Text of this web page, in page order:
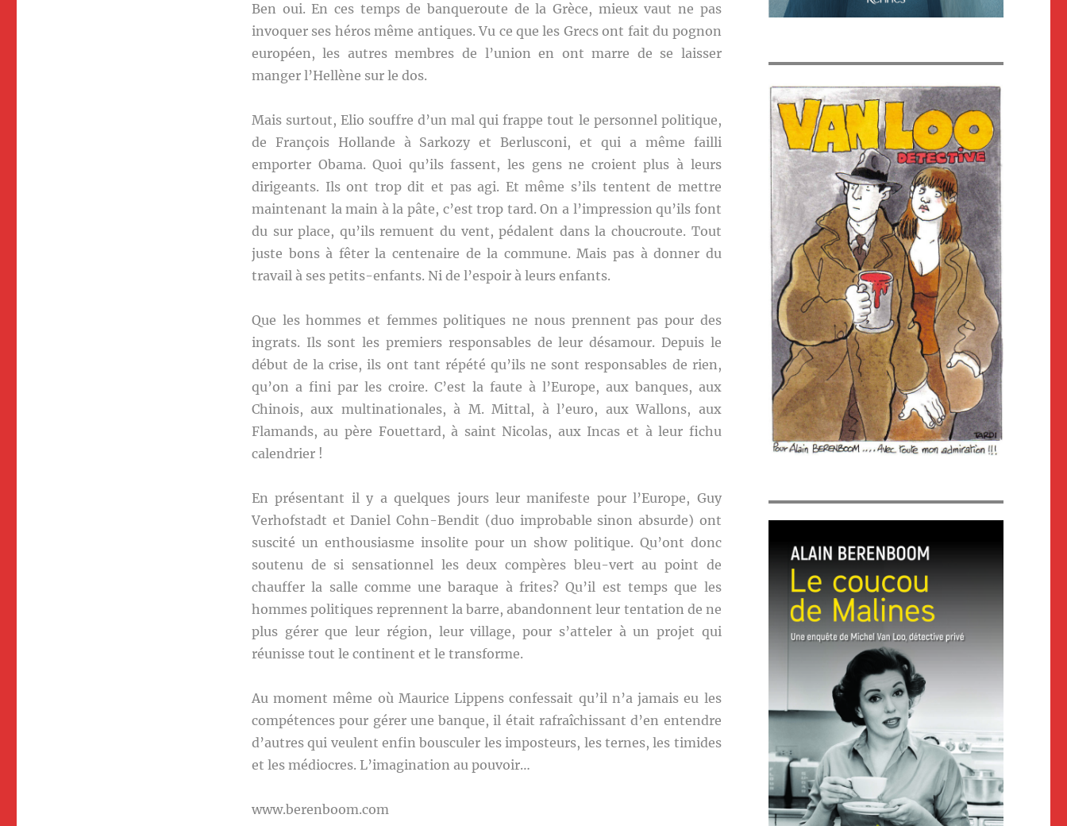
Ben oui. En ces temps de banqueroute de la Grèce, mieux vaut ne pas
invoquer ses héros même antiques. Vu ce que les Grecs ont fait du pognon
européen, les autres membres de l’union en ont marre de se laisser
manger l’Hellène sur le dos.
Mais surtout, Elio souffre d’un mal qui frappe tout le personnel politique,
de François Hollande à Sarkozy et Berlusconi, et qui a même failli
emporter Obama. Quoi qu’ils fassent, les gens ne croient plus à leurs
dirigeants. Ils ont trop dit et pas agi. Et même s’ils tentent de mettre
maintenant la main à la pâte, c’est trop tard. On a l’impression qu’ils font
du sur place, qu’ils remuent du vent, pédalent dans la choucroute. Tout
juste bons à fêter la centenaire de la commune. Mais pas à donner du
travail à ses petits-enfants. Ni de l’espoir à leurs enfants.
Que les hommes et femmes politiques ne nous prennent pas pour des
ingrats. Ils sont les premiers responsables de leur désamour. Depuis le
début de la crise, ils ont tant répété qu’ils ne sont responsables de rien,
qu’on a fini par les croire. C’est la faute à l’Europe, aux banques, aux
Chinois, aux multinationales, à M. Mittal, à l’euro, aux Wallons, aux
Flamands, au père Fouettard, à saint Nicolas, aux Incas et à leur fichu
calendrier !
En présentant il y a quelques jours leur manifeste pour l’Europe, Guy
Verhofstadt et Daniel Cohn-Bendit (duo improbable sinon absurde) ont
suscité un enthousiasme insolite pour un show politique. Qu’ont donc
soutenu de si sensationnel les deux compères bleu-vert au point de
chauffer la salle comme une baraque à frites? Qu’il est temps que les
hommes politiques reprennent la barre, abandonnent leur tentation de ne
plus gérer que leur région, leur village, pour s’atteler à un projet qui
réunisse tout le continent et le transforme.
Au moment même où Maurice Lippens confessait qu’il n’a jamais eu les
compétences pour gérer une banque, il était rafraîchissant d’en entendre
d’autres qui veulent enfin bousculer les imposteurs, les ternes, les timides
et les médiocres. L’imagination au pouvoir…
www.berenboom.com